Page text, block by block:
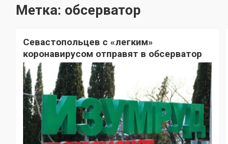
Метка: обсерватор
Севастопольцев с «легким»
коронавирусом отправят в обсерватор